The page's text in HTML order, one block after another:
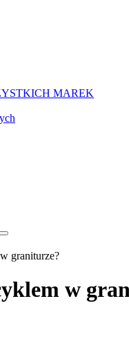
MAREK
graniturze?
w